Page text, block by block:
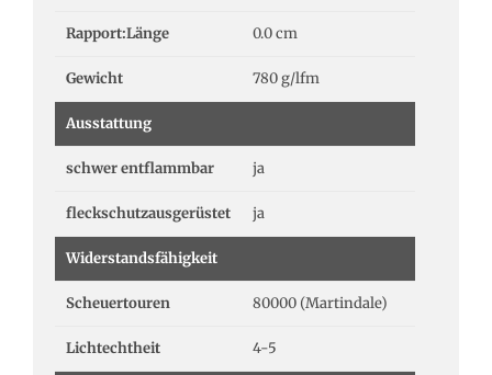
Rapport:Länge 0.0 cm
Gewicht 780 g/lfm
Ausstattung
schwer entflammbar ja
fleckschutzausgerüstet ja
Widerstandsfähigkeit
Scheuertouren 80000 (Martindale)
Lichtechtheit 4-5